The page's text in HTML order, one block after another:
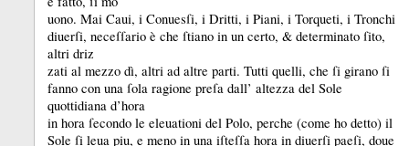
uono. Mai Caui, i Conuesſi, i Dritti, i Piani, i Torqueti, i Tronchi
diuerſi, neceſſario è che ſtiano in un certo, & determinato ſito,
altri driz
zati al mezzo dì, altri ad altre parti. Tutti quelli, che ſi girano ſi
fanno con una ſola ragione preſa dall’ altezza del Sole
quottidiana d’hora
in hora ſecondo le eleuationi del Polo, perche (come ho detto) il
Sole ſi leua piu, e meno in una iſteſſa hora in diuerſi paeſi, doue